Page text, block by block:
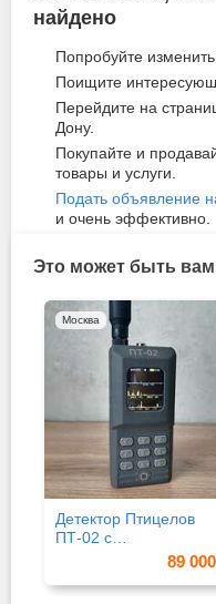
найдено
Попробуйте
Поищите
Перейдите на
Дону.
Покупайте и
товары и услуги.
Подать объявление
и очень эффективно.
Это может быть
Детектор Птицелов
ПТ-02 с
видеоперехватом89 000
Москва